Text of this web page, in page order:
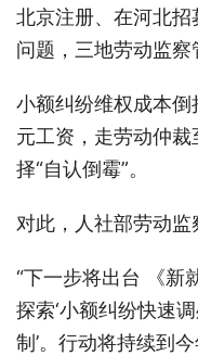
北京注册、在河北
问题，三地劳动监察
小额纠纷维权成本
元工资，走劳动仲
择“自认倒霉”。
对此，人社部劳动监
“下一步将出台 《新
探索‘小额纠纷快速
制’。行动将持续到